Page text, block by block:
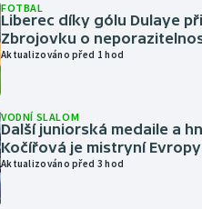
FOTBAL
Liberec díky gólu Dulaye
Zbrojovku o
Aktualizováno před 1 hod
VODNÍ SLALOM
Další juniorská medaile a
Kočířová je mistryní
Aktualizováno před 3 hod